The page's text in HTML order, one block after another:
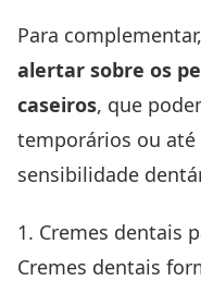
Para
alertar sobre os
caseiros, que
temporários ou até
sensibilidade
1. Cremes dentais
Cremes dentais